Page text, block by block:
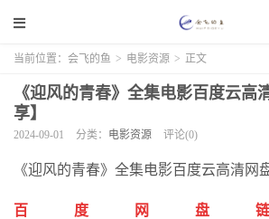
当前位置： 会飞的鱼 > 电影资源 > 正文
《迎风的青春》全集电影百度云高
享】
2024-09-01 分类： 电影资源 评论(0)
《迎风的青春》全集电影百度云高清网
百度网盘